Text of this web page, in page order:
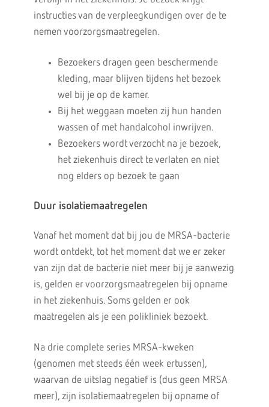
instructies van de verpleegkundigen over de te
nemen voorzorgsmaatregelen.
Bezoekers dragen geen beschermende
kleding, maar blijven tijdens het bezoek
wel bij je op de kamer.
Bij het weggaan moeten zij hun handen
wassen of met handalcohol inwrijven.
Bezoekers wordt verzocht na je bezoek,
het ziekenhuis direct te verlaten en niet
nog elders op bezoek te gaan
Duur isolatiemaatregelen
Vanaf het moment dat bij jou de MRSA-bacterie
wordt ontdekt, tot het moment dat we er zeker
van zijn dat de bacterie niet meer bij je aanwezig
is, gelden er voorzorgsmaatregelen bij opname
in het ziekenhuis. Soms gelden er ook
maatregelen als je een polikliniek bezoekt.
Na drie complete series MRSA-kweken
(genomen met steeds één week ertussen),
waarvan de uitslag negatief is (dus geen MRSA
meer), zijn isolatiemaatregelen bij opname of